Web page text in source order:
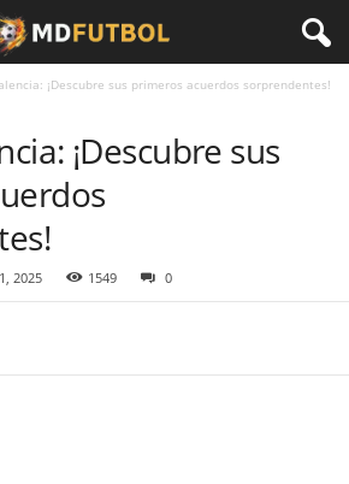
¡Descubre sus primeros acuerdos sorprendentes!
¡Descubre sus
2025 1549 0